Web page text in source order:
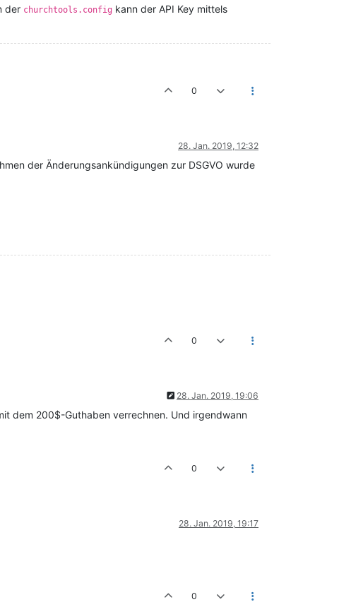
der churchtools.config kann der API Key mittels
0
28. Jan. 2019, 12:32
der Änderungsankündigungen zur DSGVO wurde
0
28. Jan. 2019, 19:06
dem 200$-Guthaben verrechnen. Und irgendwann
0
28. Jan. 2019, 19:17
0